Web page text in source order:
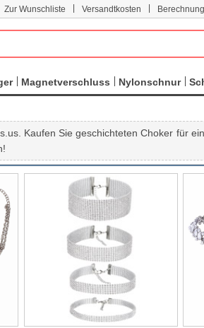
Zur Wunschliste Versandtkosten
Magnetverschluss Nylonschnur
Kaufen Sie geschichteten Choker für